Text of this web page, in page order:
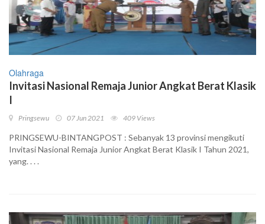
Olahraga
Invitasi Nasional Remaja Junior Angkat Berat Klasik
I
Pringsewu 07 Jun 2021 409 Views
PRINGSEWU-BINTANGPOST : Sebanyak 13 provinsi mengikuti
Invitasi Nasional Remaja Junior Angkat Berat Klasik I Tahun 2021,
yang. . . .